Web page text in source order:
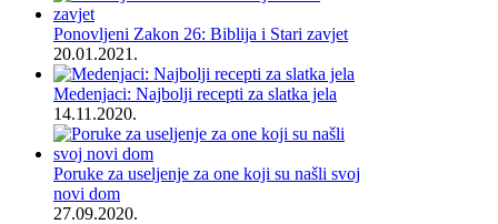
Ponovljeni Zakon 26: Biblija i Stari zavjet
20.01.2021.
Medenjaci: Najbolji recepti za slatka jela
14.11.2020.
Poruke za useljenje za one koji su našli svoj
novi dom
27.09.2020.